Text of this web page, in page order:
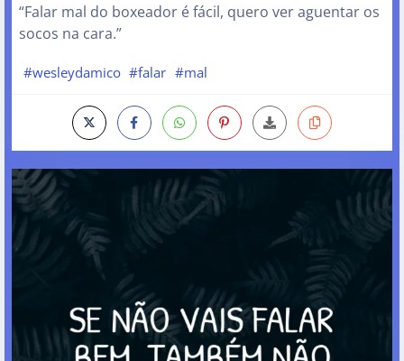
“Falar mal do boxeador é fácil, quero ver aguentar os
socos na cara.”
#wesleydamico #falar #mal